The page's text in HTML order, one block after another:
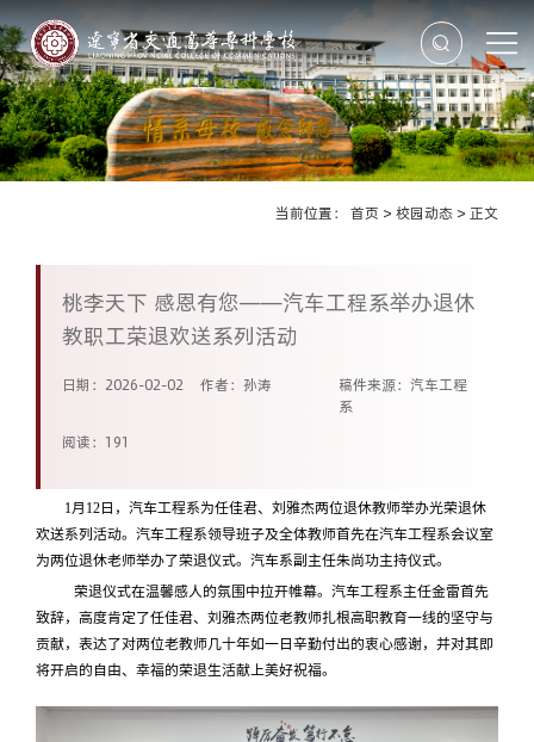
当前位置：首页 >校园动态 > 正文
桃李天下 感恩有您——汽车工程系举办退休
教职工荣退欢送系列活动
日期：2026-02-02 作者：孙涛
稿件来源：汽车工程
系
阅读： 191
1月12日，汽车工程系为任佳君、刘雅杰两位退休教师举办光荣退休
欢送系列活动。汽车工程系领导班子及全体教师首先在汽车工程系会议室
为两位退休老师举办了荣退仪式。汽车系副主任朱尚功主持仪式。
荣退仪式在温馨感人的氛围中拉开帷幕。汽车工程系主任金雷首先
致辞，高度肯定了任佳君、刘雅杰两位老教师扎根高职教育一线的坚守与
贡献，表达了对两位老教师几十年如一日辛勤付出的衷心感谢，并对其即
将开启的自由、幸福的荣退生活献上美好祝福。